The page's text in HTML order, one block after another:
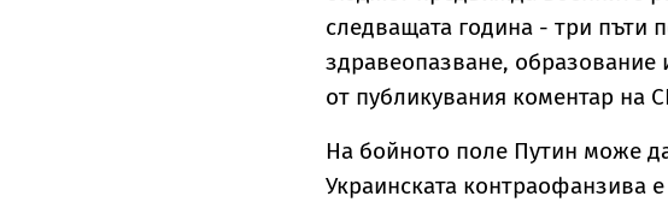
следващата година - три пъти
здравеопазване, образование
от публикувания коментар на
На бойното поле Путин може
Украинската контраофанзива